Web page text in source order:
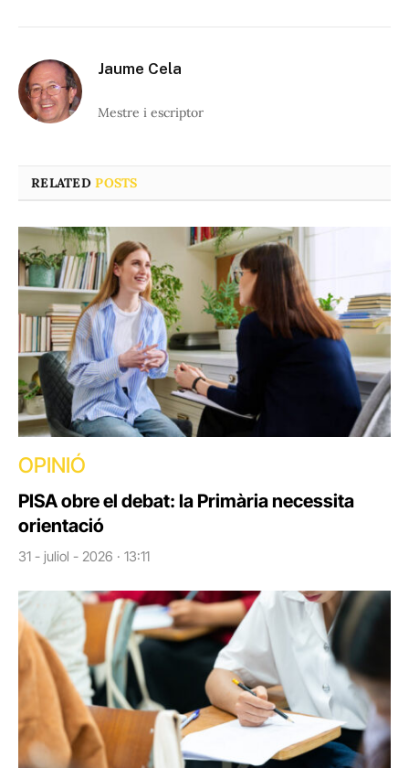
Jaume Cela
Mestre i escriptor
RELATEDPOSTS
OPINIÓ
PISA obre el debat: la Primària necessita
orientació
31 - juliol - 2026 · 13:11